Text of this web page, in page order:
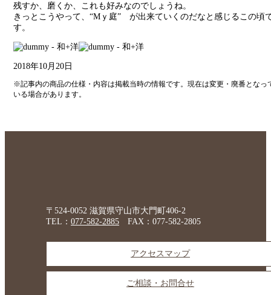
残すか、磨くか、これも好みなのでしょうね。
きっとこうやって、“Mｙ庭” が出来ていくのだなと感じるこの頃
す。
2018年10月20日
※記事内の商品の仕様・内容は掲載当時の情報です。現在は変更・廃番となっ
いる場合があります。
〒524-0052 滋賀県守山市大門町406-2
TEL： 077-582-2885 FAX：077-582-2805
アクセスマップ
ご相談・お問合せ